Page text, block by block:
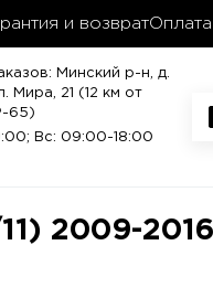
и возврат
Минский р-н, д.
Мира, 21 (12 км от
65)
Вс: 09:00-18:00
2009-